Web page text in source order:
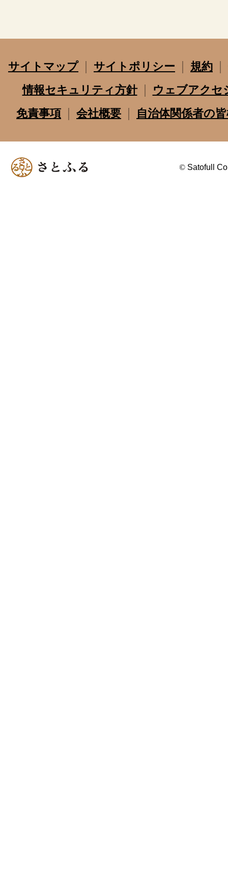
サイトマップ サイトポリシー
規約
情報セキュリティ方針
ウェブアクセ
免責事項
会社概要 自治体関係者の
© Satofull